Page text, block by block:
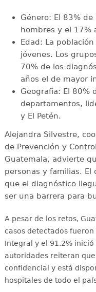
Género: El 83%
hombres y el 17%
Edad: La
jóvenes. Los
70% de los
años el de mayor
Geografía: El 80%
departamentos,
y El Petén.
Alejandra Silvestre,
de Prevención y
Guatemala, advierte
personas y familias. El
que el diagnóstico
ser una barrera para
A pesar de los retos,
casos detectados
Integral y el 91.2%
autoridades reiteran
confidencial y está
hospitales de todo el